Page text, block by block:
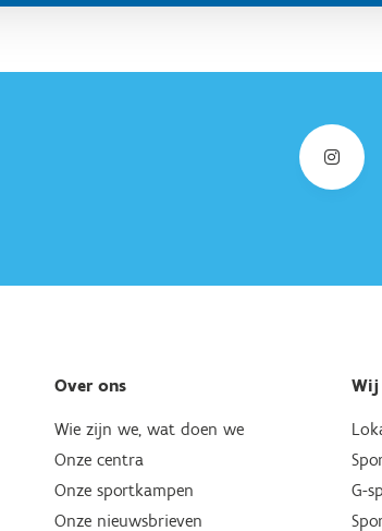
Over ons
Wie zijn we, wat doen we
Onze centra
Onze sportkampen
Onze nieuwsbrieven
Wij
G-